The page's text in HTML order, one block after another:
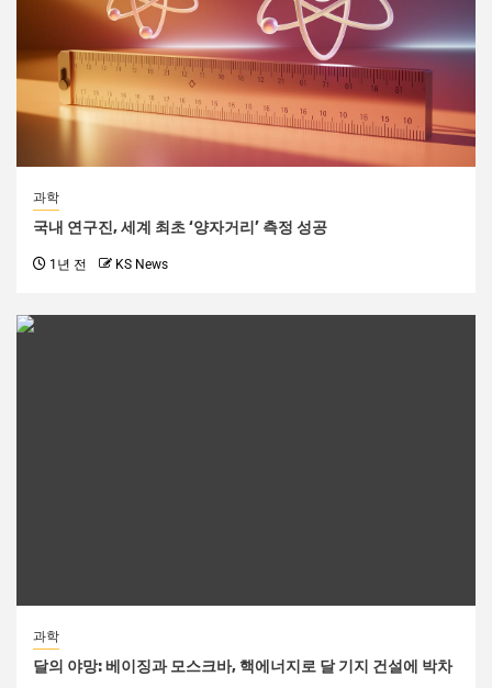
과학
국내 연구진, 세계 최초 ‘양자거리’ 측정 성공
1년 전 KS News
과학
달의 야망: 베이징과 모스크바, 핵에너지로 달 기지 건설에 박차